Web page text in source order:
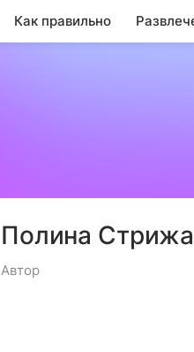
Как правильно
Полина
Автор